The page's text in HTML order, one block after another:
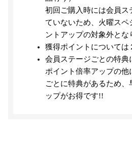
初回ご購入時には会員ス
ていないため、火曜スペ
ントアップの対象外とな
獲得ポイントについては
会員ステージごとの特典
ポイント倍率アップの他
ごとに特典があるため、
ップがお得です!!